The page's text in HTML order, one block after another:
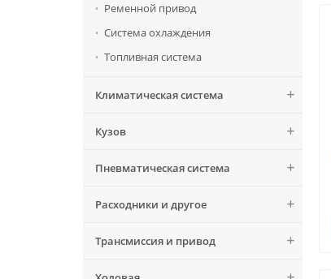
Ременной привод
Система охлаждения
Топливная система
Климатическая система
Кузов
Пневматическая система
Расходники и другое
Трансмиссия и привод